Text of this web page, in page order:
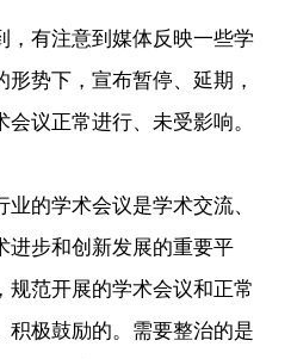
，有注意到媒体反映一些学
势下，宣布暂停、延期，
议正常进行、未受影响。
的学术会议是学术交流、
进步和创新发展的重要平
规范开展的学术会议和正常
积极鼓励的。需要整治的是